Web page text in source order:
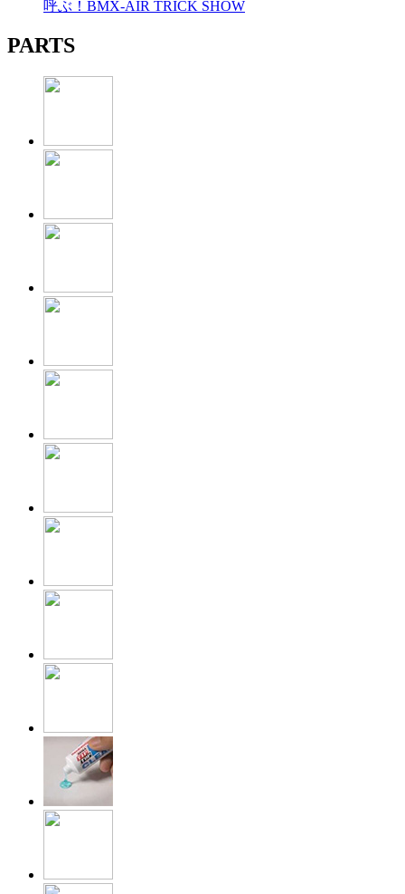
呼ぶ！BMX-AIR TRICK SHOW
PARTS